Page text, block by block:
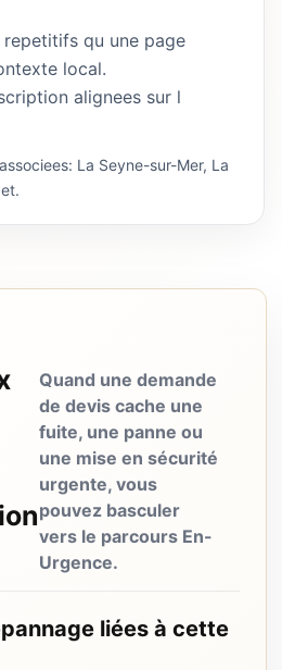
qu une page
local.
alignees sur l
La Seyne-sur-Mer, La
Quand une demande
de devis cache une
fuite, une panne ou
une mise en sécurité
urgente, vous
pouvez basculer
vers le parcours En-
Urgence.
liées à cette